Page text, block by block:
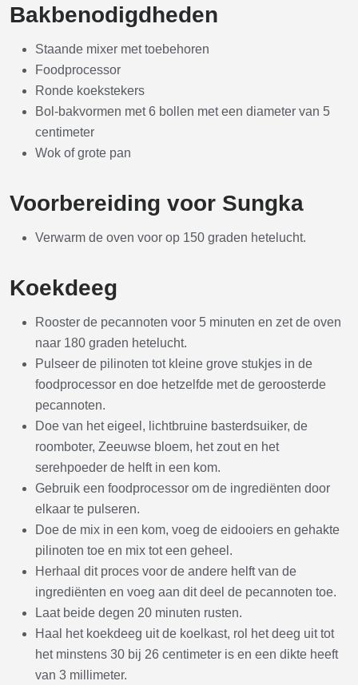
Bakbenodigdheden
Staande mixer met toebehoren
Foodprocessor
Ronde koekstekers
Bol-bakvormen met 6 bollen met een diameter van 5
centimeter
Wok of grote pan
Voorbereiding voor Sungka
Verwarm de oven voor op 150 graden hetelucht.
Koekdeeg
Rooster de pecannoten voor 5 minuten en zet de oven
naar 180 graden hetelucht.
Pulseer de pilinoten tot kleine grove stukjes in de
foodprocessor en doe hetzelfde met de geroosterde
pecannoten.
Doe van het eigeel, lichtbruine basterdsuiker, de
roomboter, Zeeuwse bloem, het zout en het
serehpoeder de helft in een kom.
Gebruik een foodprocessor om de ingrediënten door
elkaar te pulseren.
Doe de mix in een kom, voeg de eidooiers en gehakte
pilinoten toe en mix tot een geheel.
Herhaal dit proces voor de andere helft van de
ingrediënten en voeg aan dit deel de pecannoten toe.
Laat beide degen 20 minuten rusten.
Haal het koekdeeg uit de koelkast, rol het deeg uit tot
het minstens 30 bij 26 centimeter is en een dikte heeft
van 3 millimeter.